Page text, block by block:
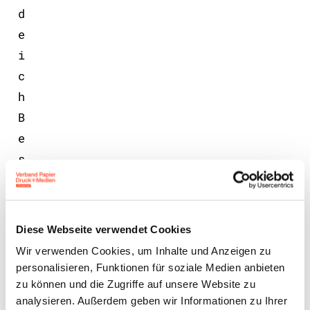
Diese Webseite verwendet Cookies
Wir verwenden Cookies, um Inhalte und Anzeigen zu
personalisieren, Funktionen für soziale Medien anbieten
zu können und die Zugriffe auf unsere Website zu
analysieren. Außerdem geben wir Informationen zu Ihrer
d
e
i
c
h
B
e
s
c
h
t
i
g